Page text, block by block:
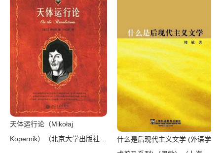
天体运行论（Mikołaj
Kopernik）（北京大学出版社
什么是后现代主义文学 (外语学